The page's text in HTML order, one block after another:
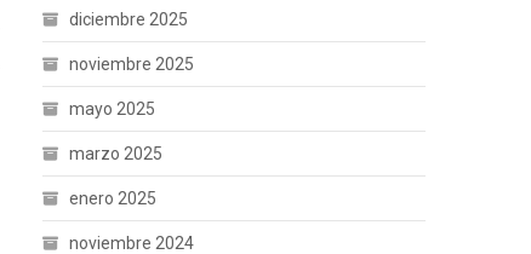
diciembre 2025
noviembre 2025
mayo 2025
marzo 2025
enero 2025
noviembre 2024